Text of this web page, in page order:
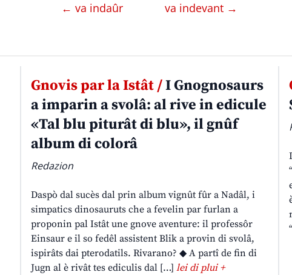
← va indaûr va indevant →
Gnovis par la Istât /I Gnognosaurs
a imparin a svolâ: al rive in edicule
«Tal blu piturât di blu», il gnûf
album di colorâ
Redazion
Daspò dal sucès dal prin album vignût fûr a Nadâl, i
simpatics dinosauruts che a fevelin par furlan a
proponin pal Istât une gnove aventure: il professôr
Einsaur e il so fedêl assistent Blik a provin di svolâ,
ispirâts dai pterodatils. Rivarano? ◆ A partî de fin di
Jugn al è rivât tes ediculis dal […] lei di plui +